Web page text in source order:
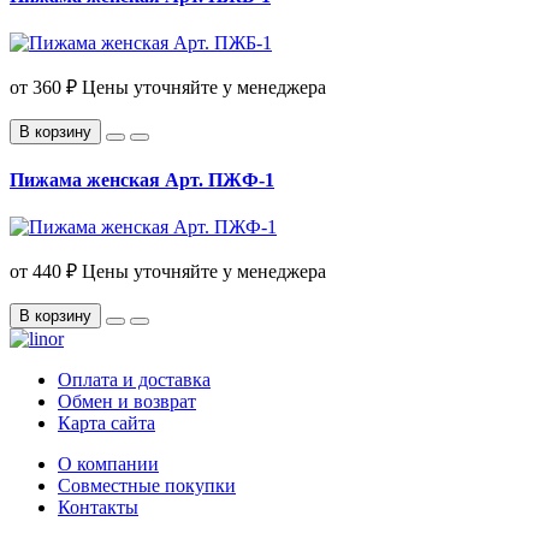
от 360 ₽ Цены уточняйте у менеджера
В корзину
Пижама женская Арт. ПЖФ-1
от 440 ₽ Цены уточняйте у менеджера
В корзину
Оплата и доставка
Обмен и возврат
Карта сайта
О компании
Совместные покупки
Контакты